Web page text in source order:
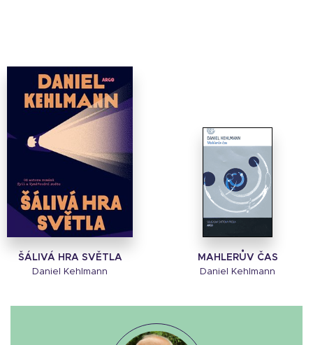
ŠÁLIVÁ HRA SVĚTLA
Daniel Kehlmann
MAHLERŮV ČAS
Daniel Kehlmann